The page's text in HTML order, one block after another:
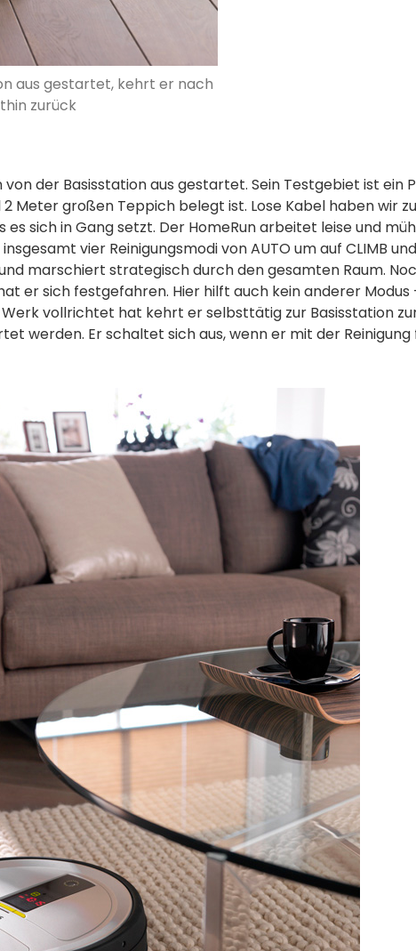
aus gestartet, kehrt er nach
zurück
von der Basisstation aus gestartet. Sein Testgebiet ist
Meter großen Teppich belegt ist. Lose Kabel haben wir
es sich in Gang setzt. Der HomeRun arbeitet leise und
vier Reinigungsmodi von AUTO um auf CLIMB
marschiert strategisch durch den gesamten Raum.
er sich festgefahren. Hier hilft auch kein anderer
vollrichtet hat kehrt er selbsttätig zur Basisstation
werden. Er schaltet sich aus, wenn er mit der